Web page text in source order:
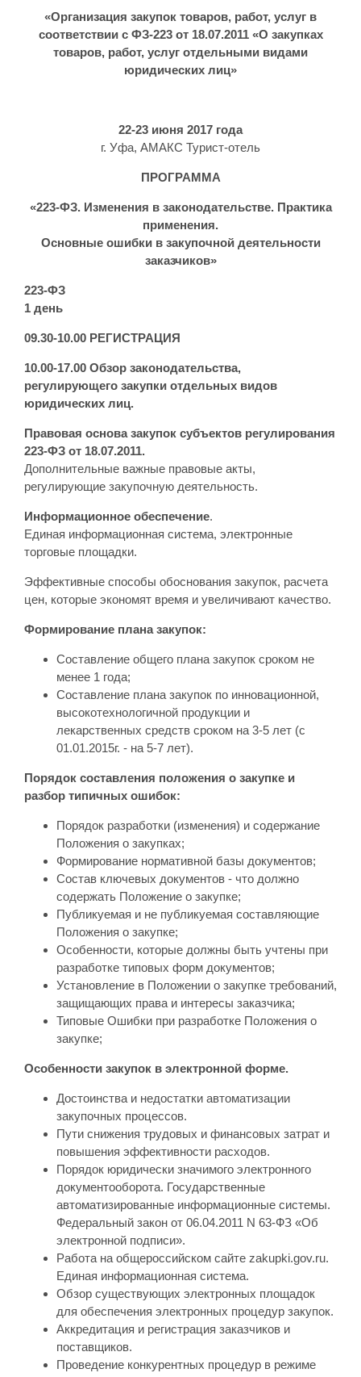
«Организация закупок товаров, работ, услуг в
соответствии с ФЗ-223 от 18.07.2011 «О закупках
товаров, работ, услуг отдельными видами
юридических лиц»
22-23 июня 2017 года
г. Уфа, АМАКС Турист-отель
ПРОГРАММА
«223-ФЗ. Изменения в законодательстве. Практика
применения.
Основные ошибки в закупочной деятельности
заказчиков»
223-ФЗ
1 день
09.30-10.00 РЕГИСТРАЦИЯ
10.00-17.00 Обзор законодательства,
регулирующего закупки отдельных видов
юридических лиц.
Правовая основа закупок субъектов регулирования
223-ФЗ от 18.07.2011.
Дополнительные важные правовые акты,
регулирующие закупочную деятельность.
Информационное обеспечение.
Единая информационная система, электронные
торговые площадки.
Эффективные способы обоснования закупок, расчета
цен, которые экономят время и увеличивают качество.
Формирование плана закупок:
Составление общего плана закупок сроком не
менее 1 года;
Составление плана закупок по инновационной,
высокотехнологичной продукции и
лекарственных средств сроком на 3-5 лет (с
01.01.2015г. - на 5-7 лет).
Порядок составления положения о закупке и
разбор типичных ошибок:
Порядок разработки (изменения) и содержание
Положения о закупках;
Формирование нормативной базы документов;
Состав ключевых документов - что должно
содержать Положение о закупке;
Публикуемая и не публикуемая составляющие
Положения о закупке;
Особенности, которые должны быть учтены при
разработке типовых форм документов;
Установление в Положении о закупке требований,
защищающих права и интересы заказчика;
Типовые Ошибки при разработке Положения о
закупке;
Особенности закупок в электронной форме.
Достоинства и недостатки автоматизации
закупочных процессов.
Пути снижения трудовых и финансовых затрат и
повышения эффективности расходов.
Порядок юридически значимого электронного
документооборота. Государственные
автоматизированные информационные системы.
Федеральный закон от 06.04.2011 N 63-ФЗ «Об
электронной подписи».
Работа на общероссийском сайте zakupki.gov.ru.
Единая информационная система.
Обзор существующих электронных площадок
для обеспечения электронных процедур закупок.
Аккредитация и регистрация заказчиков и
поставщиков.
Проведение конкурентных процедур в режиме